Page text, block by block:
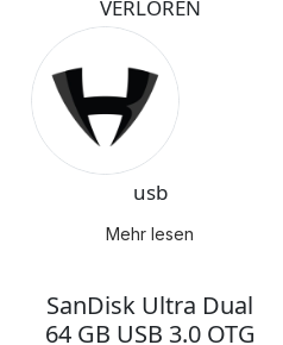
VERLOREN
usb
Mehr lesen
SanDisk Ultra Dual
64 GB USB 3.0 OTG